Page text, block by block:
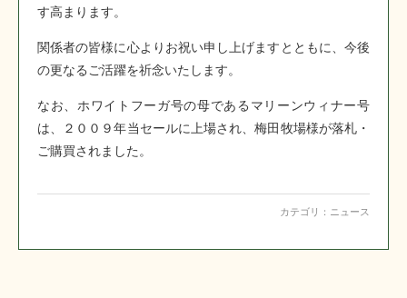
す高まります。
関係者の皆様に心よりお祝い申し上げますとともに、今後
の更なるご活躍を祈念いたします。
なお、ホワイトフーガ号の母であるマリーンウィナー号
は、２００９年当セールに上場され、梅田牧場様が落札・
ご購買されました。
カテゴリ： ニュース